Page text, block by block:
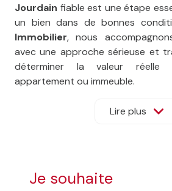
Jourdain fiable est une étape
un bien dans de bonnes
Immobilier, nous
avec une approche sérieuse et
déterminer la valeur réelle
appartement ou immeuble.
Notre analyse s’appuie sur
Notre agence indépendante
Lire plus
Je souhaite